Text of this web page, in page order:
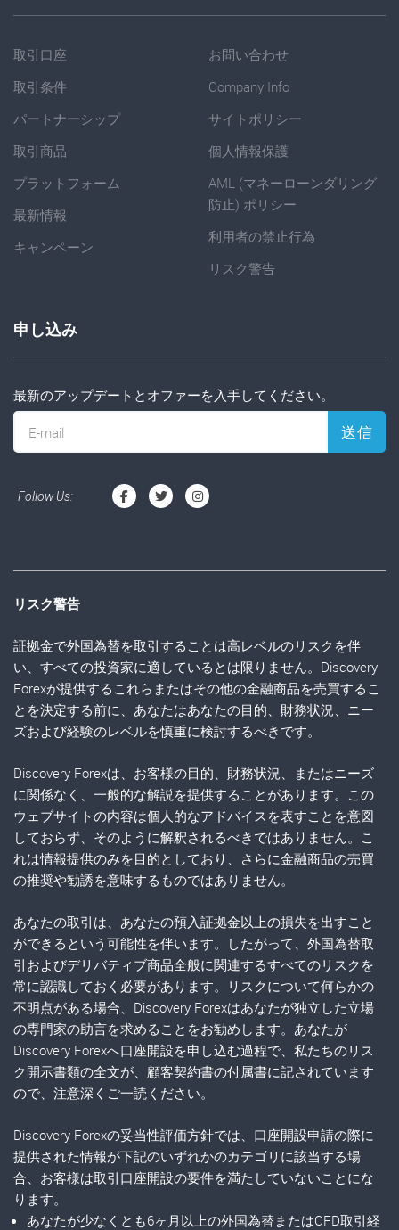
取引口座
取引条件
パートナーシップ
取引商品
プラットフォーム
最新情報
キャンペーン
お問い合わせ
Company Info
サイトポリシー
個人情報保護
AML (マネーローンダリング
防止) ポリシー
利用者の禁止行為
リスク警告
申し込み
最新のアップデートとオファーを入手してください。
E-mail 送信
Follow Us:
リスク警告
証拠金で外国為替を取引することは高レベルのリスクを伴
い、すべての投資家に適しているとは限りません。Discovery
Forexが提供するこれらまたはその他の金融商品を売買するこ
とを決定する前に、あなたはあなたの目的、財務状況、ニー
ズおよび経験のレベルを慎重に検討するべきです。
Discovery Forexは、お客様の目的、財務状況、またはニーズ
に関係なく、一般的な解説を提供することがあります。この
ウェブサイトの内容は個人的なアドバイスを表すことを意図
しておらず、そのように解釈されるべきではありません。こ
れは情報提供のみを目的としており、さらに金融商品の売買
の推奨や勧誘を意味するものではありません。
あなたの取引は、あなたの預入証拠金以上の損失を出すこと
ができるという可能性を伴います。したがって、外国為替取
引およびデリバティブ商品全般に関連するすべてのリスクを
常に認識しておく必要があります。リスクについて何らかの
不明点がある場合、Discovery Forexはあなたが独立した立場
の専門家の助言を求めることをお勧めします。あなたが
Discovery Forexへ口座開設を申し込む過程で、私たちのリス
ク開示書類の全文が、顧客契約書の付属書に記されています
ので、注意深くご一読ください。
Discovery Forexの妥当性評価方針では、口座開設申請の際に
提供された情報が下記のいずれかのカテゴリに該当する場
合、お客様は取引口座開設の要件を満たしていないことにな
ります。
あなたが少なくとも6ヶ月以上の外国為替またはCFD取引経